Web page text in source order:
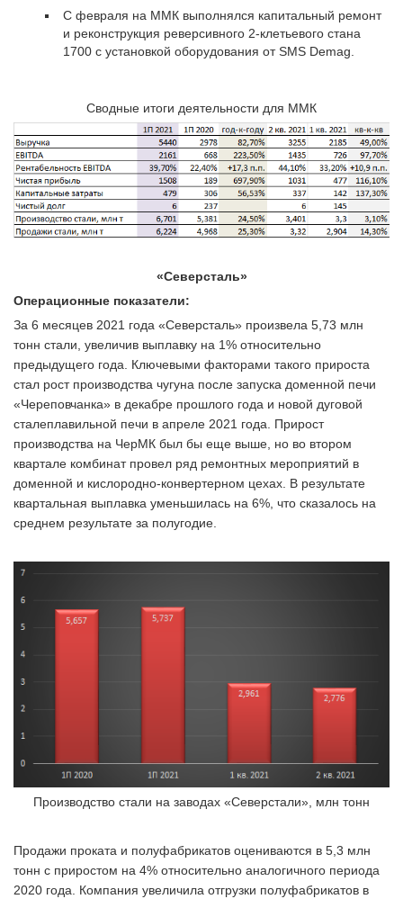
С февраля на ММК выполнялся капитальный ремонт
и реконструкция реверсивного 2-клетьевого стана
1700 с установкой оборудования от SMS Demag.
Сводные итоги деятельности для ММК
«Северсталь»
Операционные показатели:
За 6 месяцев 2021 года «Северсталь» произвела 5,73 млн
тонн стали, увеличив выплавку на 1% относительно
предыдущего года. Ключевыми факторами такого прироста
стал рост производства чугуна после запуска доменной печи
«Череповчанка» в декабре прошлого года и новой дуговой
сталеплавильной печи в апреле 2021 года. Прирост
производства на ЧерМК был бы еще выше, но во втором
квартале комбинат провел ряд ремонтных мероприятий в
доменной и кислородно-конвертерном цехах. В результате
квартальная выплавка уменьшилась на 6%, что сказалось на
среднем результате за полугодие.
Производство стали на заводах «Северстали», млн тонн
Продажи проката и полуфабрикатов оцениваются в 5,3 млн
тонн с приростом на 4% относительно аналогичного периода
2020 года. Компания увеличила отгрузки полуфабрикатов в